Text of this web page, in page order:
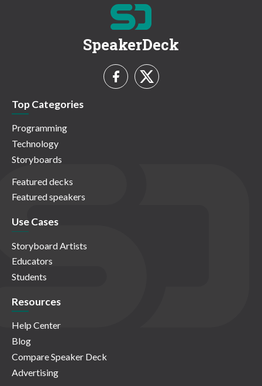
SpeakerDeck
Top Categories
Programming
Technology
Storyboards
Featured decks
Featured speakers
Use Cases
Storyboard Artists
Educators
Students
Resources
Help Center
Blog
Compare Speaker Deck
Advertising